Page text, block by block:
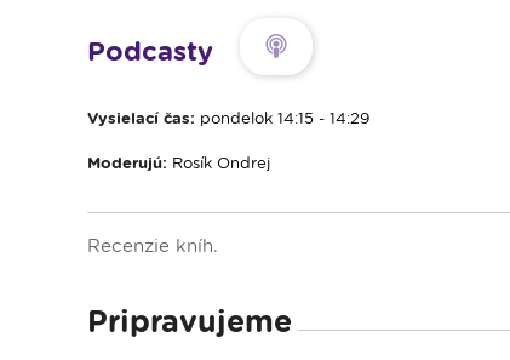
Podcasty
Vysielací čas: pondelok 14:15 - 14:29
Moderujú: Rosík Ondrej
Recenzie kníh.
Pripravujeme
Piesne na želanie
Rubriky